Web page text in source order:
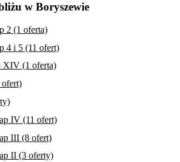
w Boryszewie
2 (1 oferta)
4 i 5 (11 ofert)
XIV (1 oferta)
IV (11 ofert)
III (8 ofert)
II (3 oferty)